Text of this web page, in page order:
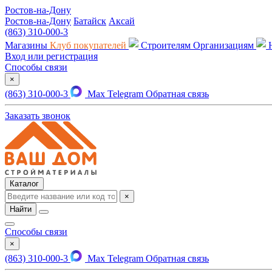
Ростов-на-Дону
Ростов-на-Дону Батайск Аксай
(863) 310-000-3
Магазины Клуб покупателей Строителям Организациям
Вход или регистрация
Способы связи
×
(863) 310-000-3 Max Telegram Обратная связь
Заказать звонок
Каталог
×
Найти
Способы связи
×
(863) 310-000-3 Max Telegram Обратная связь